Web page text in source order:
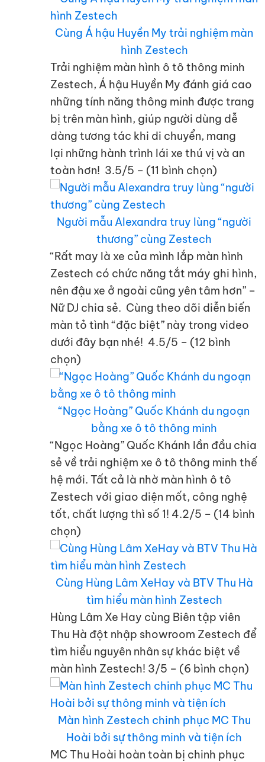
Cùng Á hậu Huyền My trải nghiệm màn
hình Zestech
Trải nghiệm màn hình ô tô thông minh
Zestech, Á hậu Huyền My đánh giá cao
những tính năng thông minh được trang
bị trên màn hình, giúp người dùng dễ
dàng tương tác khi di chuyển, mang
lại những hành trình lái xe thú vị và an
toàn hơn! 3.5/5 – (11 bình chọn)
Người mẫu Alexandra truy lùng “người
thương” cùng Zestech
“Rất may là xe của mình lắp màn hình
Zestech có chức năng tắt máy ghi hình,
nên đậu xe ở ngoài cũng yên tâm hơn” –
Nữ DJ chia sẻ. Cùng theo dõi diễn biến
màn tỏ tình “đặc biệt” này trong video
dưới đây bạn nhé! 4.5/5 – (12 bình
chọn)
“Ngọc Hoàng” Quốc Khánh du ngoạn
bằng xe ô tô thông minh
“Ngọc Hoàng” Quốc Khánh lần đầu chia
sẻ về trải nghiệm xe ô tô thông minh thế
hệ mới. Tất cả là nhờ màn hình ô tô
Zestech với giao diện mốt, công nghệ
tốt, chất lượng thì số 1! 4.2/5 – (14 bình
chọn)
Cùng Hùng Lâm XeHay và BTV Thu Hà
tìm hiểu màn hình Zestech
Hùng Lâm Xe Hay cùng Biên tập viên
Thu Hà đột nhập showroom Zestech để
tìm hiểu nguyên nhân sự khác biệt về
màn hình Zestech! 3/5 – (6 bình chọn)
Màn hình Zestech chinh phục MC Thu
Hoài bởi sự thông minh và tiện ích
MC Thu Hoài hoàn toàn bị chinh phục